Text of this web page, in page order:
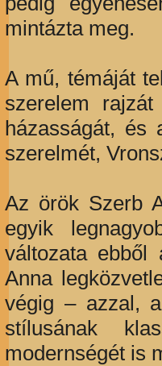
mintázta meg.
A mű, témáját
szerelem
házasságát, és
szerelmét,
Az örök Szerb
egyik
változata ebből
Anna
végig – azzal,
stílusának
modernségét is